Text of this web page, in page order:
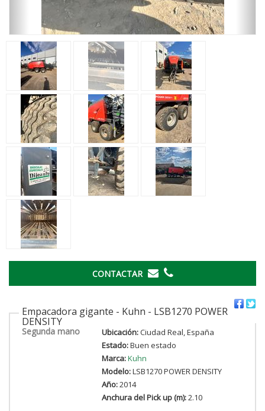
CONTACTAR
Empacadora gigante - Kuhn - LSB1270 POWER
DENSITY
Segunda mano Ubicación:Ciudad Real, España
Estado:Buen estado
Marca:Kuhn
Modelo:LSB1270 POWER DENSITY
Año:2014
Anchura del Pick up (m):2.10